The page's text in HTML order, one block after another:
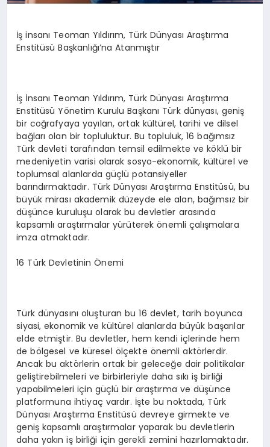
İş insanı Teoman Yıldırım, Türk Dünyası Araştırma
Enstitüsü Başkanlığı’na Atanmıştır
İş İnsanı Teoman Yıldırım, Türk Dünyası Araştırma
Enstitüsü Yönetim Kurulu Başkanı Türk dünyası, geniş
bir coğrafyaya yayılan, ortak kültürel, tarihi ve dilsel
bağları olan bir topluluktur. Bu topluluk, 16 bağımsız
Türk devleti tarafından temsil edilmekte ve köklü bir
medeniyetin varisi olarak sosyo-ekonomik, kültürel ve
toplumsal alanlarda güçlü potansiyeller
barındırmaktadır. Türk Dünyası Araştırma Enstitüsü, bu
büyük mirası akademik düzeyde ele alan, bağımsız bir
düşünce kuruluşu olarak bu devletler arasında
kapsamlı araştırmalar yürüterek önemli çalışmalara
imza atmaktadır.
16 Türk Devletinin Önemi
Türk dünyasını oluşturan bu 16 devlet, tarih boyunca
siyasi, ekonomik ve kültürel alanlarda büyük başarılar
elde etmiştir. Bu devletler, hem kendi içlerinde hem
de bölgesel ve küresel ölçekte önemli aktörlerdir.
Ancak bu aktörlerin ortak bir geleceğe dair politikalar
geliştirebilmeleri ve birbirleriyle daha sıkı iş birliği
yapabilmeleri için güçlü bir araştırma ve düşünce
platformuna ihtiyaç vardır. İşte bu noktada, Türk
Dünyası Araştırma Enstitüsü devreye girmekte ve
geniş kapsamlı araştırmalar yaparak bu devletlerin
daha yakın iş birliği için gerekli zemini hazırlamaktadır.